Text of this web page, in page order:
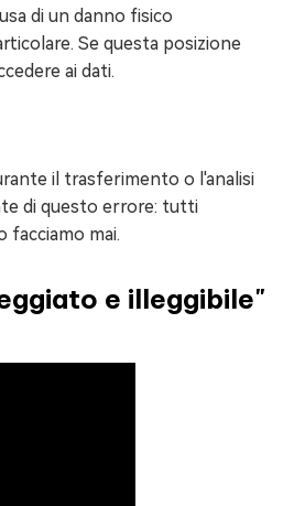
di un danno fisico
Se questa posizione
ai dati.
il trasferimento o l'analisi
di questo errore: tutti
facciamo mai.
e illeggibile"